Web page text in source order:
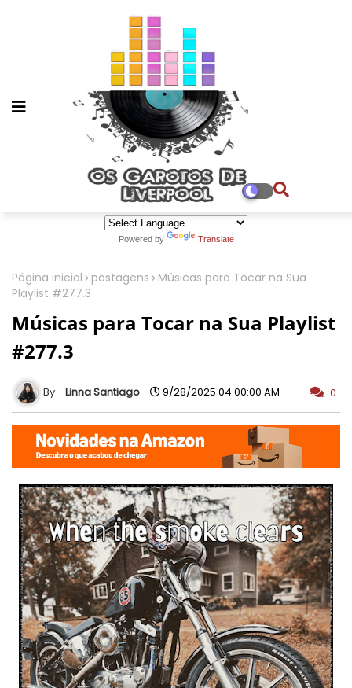
Powered by Translate
Página inicial postagens
Músicas para Tocar na Sua
Playlist #277.3
Músicas para Tocar na Sua Playlist
#277.3
Linna Santiago 9/28/2025 04:00:00 AM 0